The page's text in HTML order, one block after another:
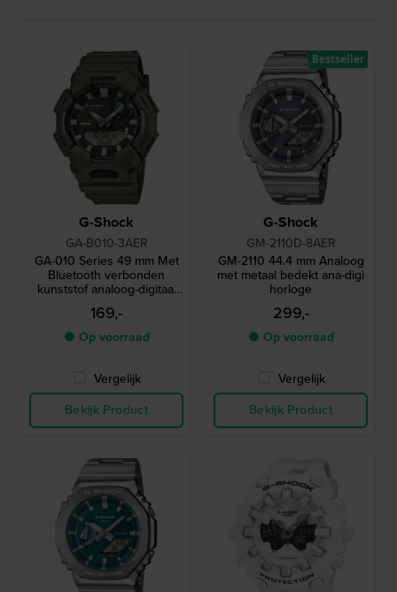
G-Shock
GA-B010-3AER
GA-010 Series 49 mm Met
Bluetooth verbonden
kunststof analoog-digitaal
quartzhorloge
169,-
● Op voorraad
Vergelijk
Bekijk Product
G-Shock
GM-2110D-8AER
GM-2110 44.4 mm Analoog
met metaal bedekt ana-digi
horloge
299,-
● Op voorraad
Vergelijk
Bekijk Product
Bestseller